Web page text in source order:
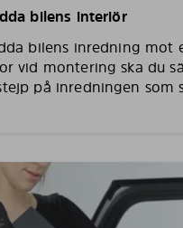
bilens interiör
bilens inredning mot
vid montering ska du
på inredningen som